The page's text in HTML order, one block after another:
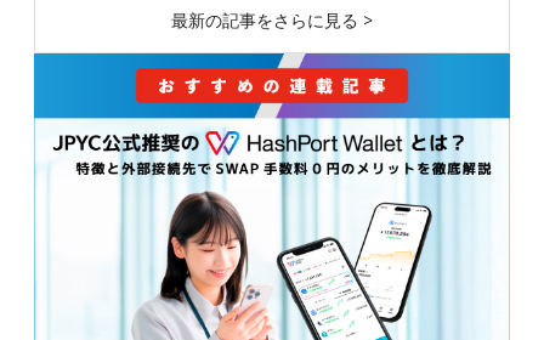
最新の記事をさらに見る >